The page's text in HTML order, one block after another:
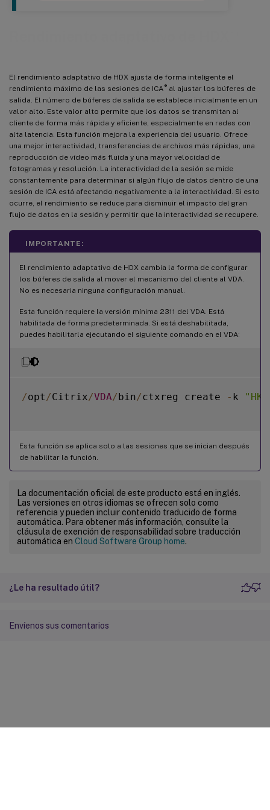
El rendimiento adaptativo de HDX ajusta de forma inteligente el
rendimiento máximo de las sesiones de ICA ®al ajustar los búferes de
salida. El número de búferes de salida se establece inicialmente en un
valor alto. Este valor alto permite que los datos se transmitan al
cliente de forma más rápida y eficiente, especialmente en redes con
alta latencia. Esta función mejora la experiencia del usuario. Ofrece
una mejor interactividad, transferencias de archivos más rápidas, una
reproducción de vídeo más fluida y una mayor velocidad de
fotogramas y resolución. La interactividad de la sesión se mide
constantemente para determinar si algún flujo de datos dentro de una
sesión de ICA está afectando negativamente a la interactividad. Si esto
ocurre, el rendimiento se reduce para disminuir el impacto del gran
flujo de datos en la sesión y permitir que la interactividad se recupere.
IMPORTANTE:
El rendimiento adaptativo de HDX cambia la forma de configurar
los búferes de salida al mover el mecanismo del cliente al VDA.
No es necesaria ninguna configuración manual.
Esta función requiere la versión mínima 2311 del VDA. Está
habilitada de forma predeterminada. Si está deshabilitada,
puedes habilitarla ejecutando el siguiente comando en el VDA:
/opt /Citrix/VDA/bin/ctxreg create - k
Esta función se aplica solo a las sesiones que se inician después
de habilitar la función.
La documentación oficial de este producto está en inglés.
Las versiones en otros idiomas se ofrecen solo como
referencia y pueden incluir contenido traducido de forma
automática. Para obtener más información, consulte la
cláusula de exención de responsabilidad sobre traducción
automática en Cloud Software Group home.
¿Le ha resultado útil?
Envíenos sus comentarios